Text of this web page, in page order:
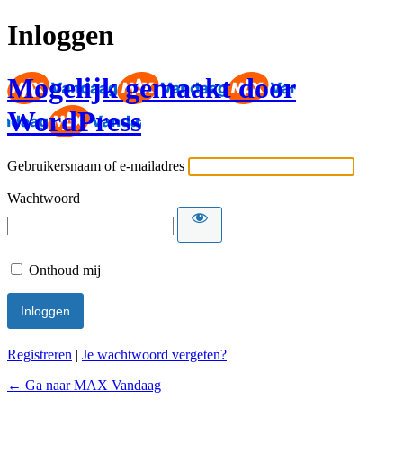
Inloggen
Mogelijk gemaakt door
WordPress
Gebruikersnaam of e-mailadres
Wachtwoord
Onthoud mij
Registreren | Je wachtwoord vergeten?
← Ga naar MAX Vandaag